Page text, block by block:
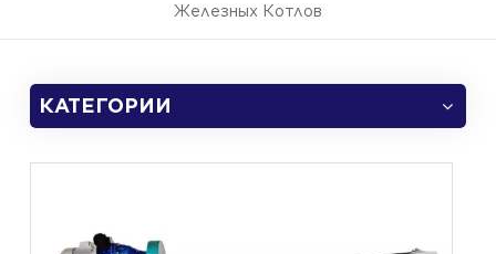
Железных Котлов
КАТЕГОРИИ